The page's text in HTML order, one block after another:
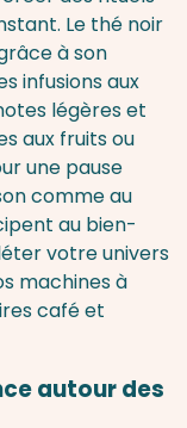
Le thé noir
à son
infusions aux
légères et
aux fruits ou
une pause
comme au
au bien-
votre univers
machines à
café et
autour des